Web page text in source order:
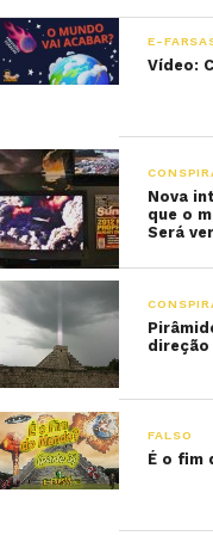
E-
Vídeo:
Nova
que o
Será
direção
FALSO
É o fim